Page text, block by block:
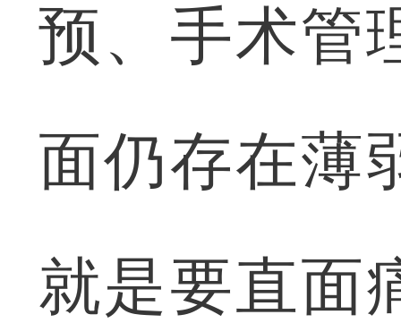
预、手术管
面仍存在薄
就是要直面